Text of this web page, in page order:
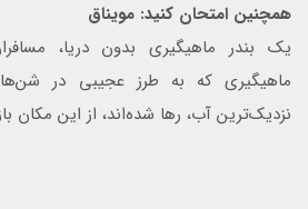
همچنین امتحان کنید: مویناق
یک بندر ماهیگیری بدون دریا،
نزدیک‌ترین آب، رها شده‌اند، از این مکان